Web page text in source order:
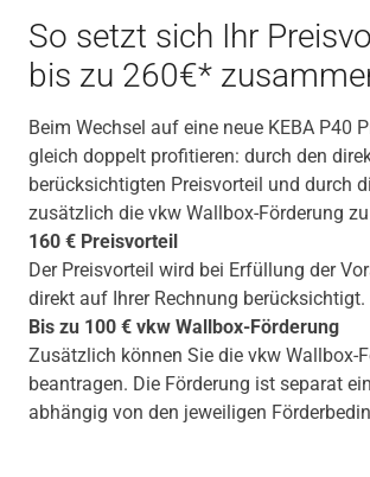
So setzt sich Ihr
bis zu 260€*
Beim Wechsel auf eine neue KEBA P40
gleich doppelt profitieren: durch den
berücksichtigten Preisvorteil und durch
zusätzlich die vkw Wallbox-Förderung
160 € Preisvorteil
Der Preisvorteil wird bei Erfüllung der
direkt auf Ihrer Rechnung berücksichtigt.
Bis zu 100 € vkw Wallbox-Förderung
Zusätzlich können Sie die vkw Wallbox-
beantragen. Die Förderung ist separat
abhängig von den jeweiligen